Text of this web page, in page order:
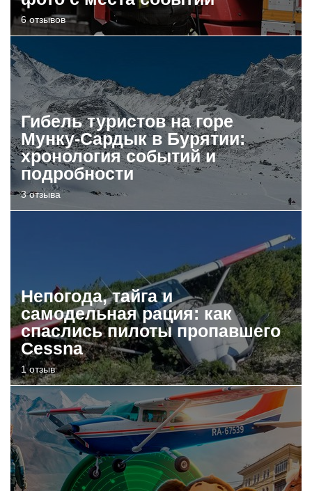
6 отзывов
Гибель туристов на горе
Мунку-Сардык в Бурятии:
хронология событий и
подробности
3 отзыва
Непогода, тайга и
самодельная рация: как
спаслись пилоты пропавшего
Cessna
1 отзыв